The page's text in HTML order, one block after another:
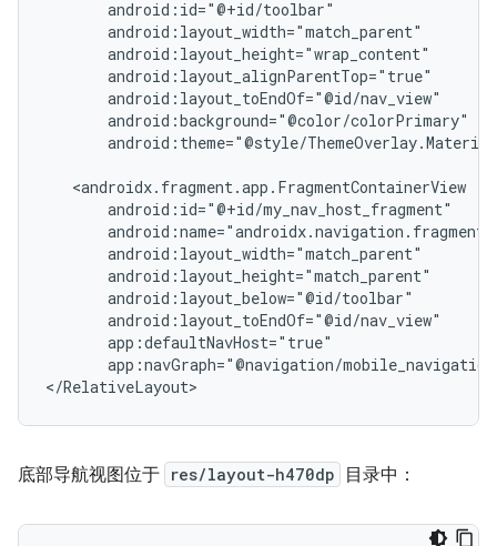
android:theme="@style/
app:navGraph="@navigation/
底部导航视图位于 res/layout-h470dp 目录中：